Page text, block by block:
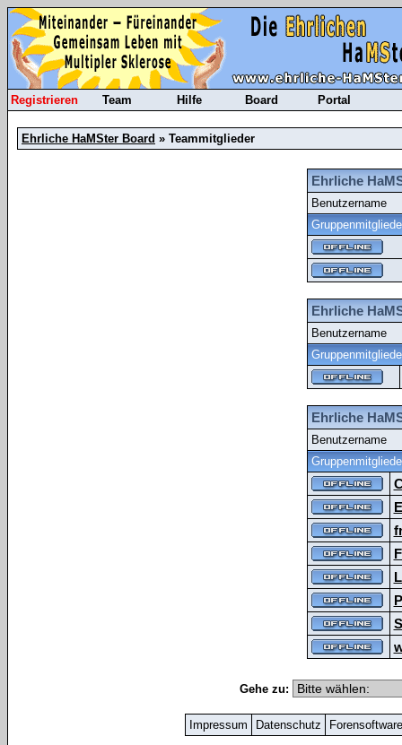
Registrieren Team Hilfe Board Portal
Ehrliche HaMSter Board » Teammitglieder
Ehrliche
Benutzername
Ehrliche
Benutzername
Ehrliche
Benutzername
Gehe zu:
Impressum Datenschutz